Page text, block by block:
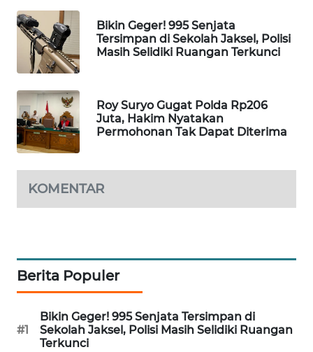
Bikin Geger! 995 Senjata
Tersimpan di Sekolah Jaksel, Polisi
Masih Selidiki Ruangan Terkunci
Roy Suryo Gugat Polda Rp206
Juta, Hakim Nyatakan
Permohonan Tak Dapat Diterima
KOMENTAR
Berita Populer
#1
Bikin Geger! 995 Senjata Tersimpan di
Sekolah Jaksel, Polisi Masih Selidiki Ruangan
Terkunci
MASYARAKAT
KELISTRIKAN
ID
MAWAKA
ID
MARTABAT
MKLI
LPKKI